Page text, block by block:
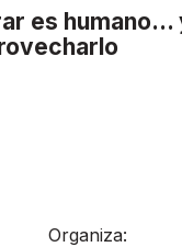
es humano…
Organiza: